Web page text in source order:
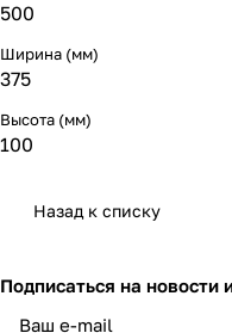
500
Ширина (мм)
375
Высота (мм)
100
Назад к списку
Подписаться на новости